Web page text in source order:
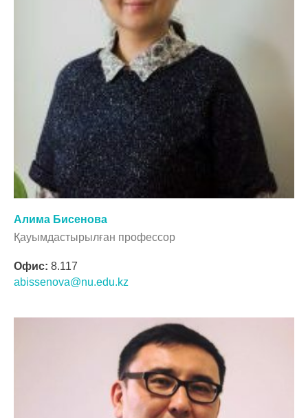
Алима Бисенова
Қауымдастырылған профессор
Офис: 8.117
abissenova@nu.edu.kz